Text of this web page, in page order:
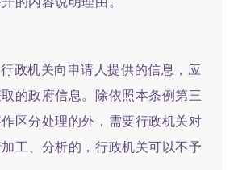
政机关向申请人提供的信息，应
的政府信息。除依照本条例第三
区分处理的外，需要行政机关对
工、分析的，行政机关可以不予